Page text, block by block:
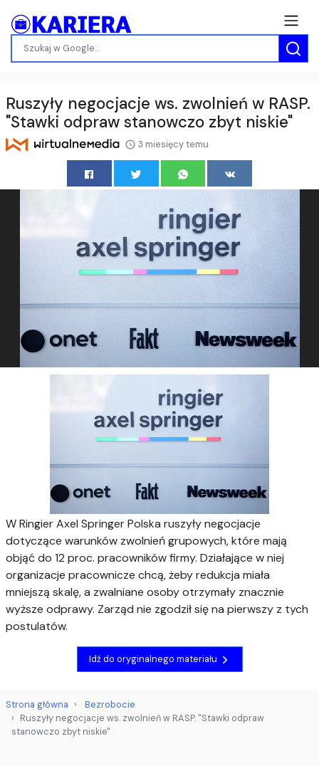
Ruszyły negocjacje ws. zwolnień w RASP.
"Stawki odpraw stanowczo zbyt niskie"
3 miesięcy temu
W Ringier Axel Springer Polska ruszyły negocjacje
dotyczące warunków zwolnień grupowych, które mają
objąć do 12 proc. pracowników firmy. Działające w niej
organizacje pracownicze chcą, żeby redukcja miała
mniejszą skalę, a zwalniane osoby otrzymały znacznie
wyższe odprawy. Zarząd nie zgodził się na pierwszy z tych
postulatów.
Idź do oryginalnego materiału
Strona główna
Bezrobocie
Ruszyły negocjacje ws. zwolnień w RASP. "Stawki odpraw
stanowczo zbyt niskie"